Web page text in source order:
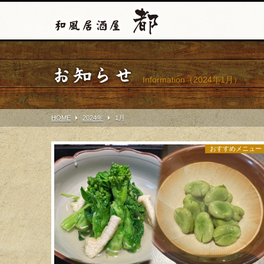
お知らせ Information（2024年1月）
HOME 2024年 1 月
おすすめメニュー